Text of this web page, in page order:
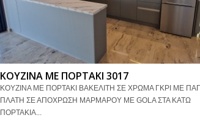
ΚΟΥΖΙΝΑ ΜΕ ΠΟΡΤΑΚΙ 3017
ΚΟΥΖΙΝΑ ΜΕ ΠΟΡΤΑΚΙ ΒΑΚΕΛΙΤΗ ΣΕ ΧΡΩΜΑ ΓΚΡΙ ΜΕ
ΠΛΑΤΗ ΣΕ ΑΠΟΧΡΩΣΗ ΜΑΡΜΑΡΟΥ ΜΕ GOLA ΣΤΑ ΚΑΤΩ
ΠΟΡΤΑΚΙΑ...